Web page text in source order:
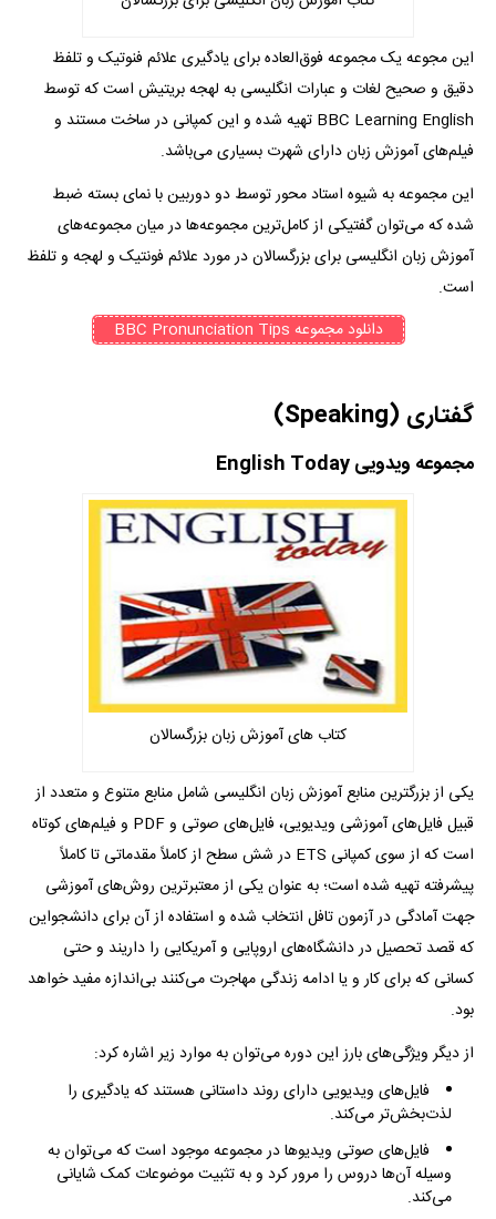
این مجوعه یک مجموعه فوق‌العاده برای یادگیری علائم فنوتیک و تلفظ
دقیق و صحیح لغات و عبارات انگلیسی به لهجه بریتیش است که توسط
BBC Learning English تهیه شده و این کمپانی در ساخت مستند و
فیلم‌های آموزش زبان دارای شهرت بسیاری می‌باشد.
این مجموعه به شیوه استاد محور توسط دو دوربین با نمای بسته ضبط
شده که می‌توان گفتیکی از کامل‌ترین مجموعه‌ها در میان مجموعه‌های
آموزش زبان انگلیسی برای بزرگسالان در مورد علائم فونتیک و لهجه و تلفظ
است.
دانلود مجموعه BBC Pronunciation Tips
گفتاری (Speaking)
مجموعه ویدویی English Today
کتاب های آموزش زبان بزرگسالان
یکی از بزرگترین منابع آموزش زبان انگلیسی شامل منابع متنوع و متعدد از
قبیل فایل‌های آموزشی ویدیویی، فایل‌های صوتی و PDF و فیلم‌های کوتاه
است که از سوی کمپانی ETS در شش سطح از کاملاً مقدماتی تا کاملاً
پیشرفته تهیه شده است؛ به عنوان یکی از معتبر‌ترین روش‌های آموزشی
جهت آمادگی در آزمون تافل انتخاب شده و استفاده از آن برای دانشجواین
که قصد تحصیل در دانشگاه‌های اروپایی و آمریکایی را داریند و حتی
کسانی که برای کار و یا ادامه زندگی مهاجرت می‌کنند بی‌اندازه مفید خواهد
بود.
از دیگر ویژگی‌های بارز این دوره می‌توان به موارد زیر اشاره کرد:
فایل‌های ویدیویی دارای روند داستانی هستند که یادگیری را
لذت‌بخش‌تر می‌کند.
فایل‌های صوتی ویدیو‌ها در مجموعه موجود است که می‌توان به
وسیله ‌آن‌ها دروس را مرور کرد و به تثبیت موضوعات کمک شایانی
می‌کند.